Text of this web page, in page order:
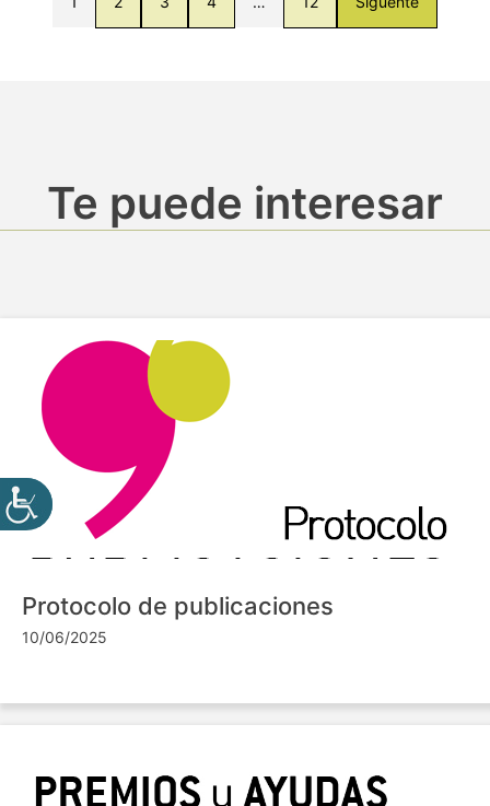
Te puede interesar
Protocolo de publicaciones
10/06/2025